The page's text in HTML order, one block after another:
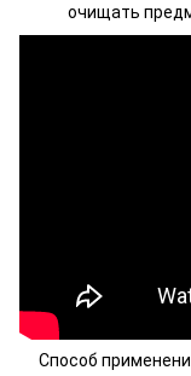
очищать
Способ